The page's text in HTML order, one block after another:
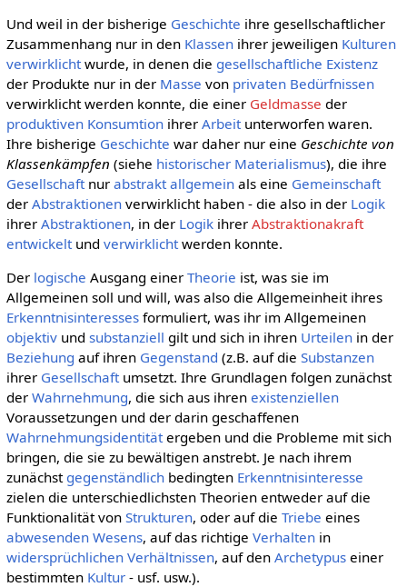
Und weil in der bisherige Geschichte ihre gesellschaftlicher
Zusammenhang nur in den Klassenihrer jeweiligen Kulturen
verwirklichtwurde, in denen die gesellschaftliche Existenz
der Produkte nur in der Masse von privaten Bedürfnissen
verwirklicht werden konnte, die einer Geldmasse der
produktiven Konsumtionihrer Arbeitunterworfen waren.
Ihre bisherige Geschichte war daher nur eine Geschichte von
Klassenkämpfen (siehe historischer Materialismus), die ihre
Gesellschaftnur abstrakt allgemeinals eine Gemeinschaft
der Abstraktionenverwirklicht haben - die also in der Logik
ihrer Abstraktionen, in der Logikihrer Abstraktionakraft
entwickeltund verwirklichtwerden konnte.
Der logische Ausgang einer Theorie ist, was sie im
Allgemeinen soll und will, was also die Allgemeinheit ihres
Erkenntnisinteressesformuliert, was ihr im Allgemeinen
objektivund substanziell gilt und sich in ihren Urteilenin der
Beziehung auf ihren Gegenstand (z.B. auf die Substanzen
ihrer Gesellschaftumsetzt. Ihre Grundlagen folgen zunächst
der Wahrnehmung, die sich aus ihren existenziellen
Voraussetzungen und der darin geschaffenen
Wahrnehmungsidentitätergeben und die Probleme mit sich
bringen, die sie zu bewältigen anstrebt. Je nach ihrem
zunächst gegenständlichbedingten Erkenntnisinteresse
zielen die unterschiedlichsten Theorien entweder auf die
Funktionalität von Strukturen, oder auf die Triebe eines
abwesenden Wesens, auf das richtige Verhaltenin
widersprüchlichen Verhältnissen, auf den Archetypuseiner
bestimmten Kultur- usf. usw.).